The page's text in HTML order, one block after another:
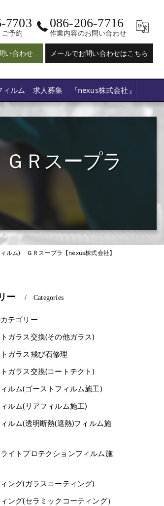
7703
予約
086-206-7716
作業内容のお問い合わせ
い合わせ メールでお問い合わせはこちら
ィルム 求人募集 『nexus株式会社』
Ｒスープラ
ルム) ＧＲスープラ【nexus株式会社】
ー Categories
テゴリー
ガラス交換(その他ガラス)
ガラス飛び石修理
ガラス交換(コートテクト)
ルム(ゴーストフィルム施工)
ルム(リアフィルム施工)
ルム(透明断熱(遮熱)フィルム施
イトプロテクションフィルム施
ング(ガラスコーティング)
ング(セラミックコーティング）